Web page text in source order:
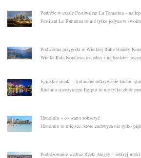
Podróże w czasie Festiwalem La Tomatina –
Festiwal La Tomatina to nie tylko jedyna w
Podwodna przygoda w Wielkiej Rafie Bariery
Wielka Rafa Koralowa to jedno z najbardziej
Egipskie smaki – kulinarne odkrywanie kuchni
Kuchnia starożytnego Egiptu to nie tylko zbiór
Honolulu – co warto zobaczyć
Honolulu to miejsce, które zachwyca nie tylko
Podróżowanie wzdłuż Rzeki Jangcy – odkryj